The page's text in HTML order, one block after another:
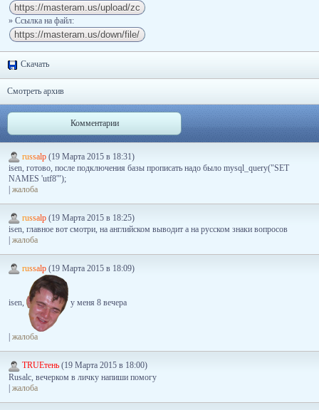
» Ссылка на файл:
Скачать
Смотреть архив
Комментарии
russalp (19 Марта 2015 в 18:31)
isen, готово, после подключения базы прописать надо было mysql_query("SET
NAMES 'utf8'");
| жалоба
russalp (19 Марта 2015 в 18:25)
isen, главное вот смотри, на английском выводит а на русском знаки вопросов
жалоба
russalp (19 Марта 2015 в 18:09)
isen, у меня 8 вечера
жалоба
TRUEтень (19 Марта 2015 в 18:00)
Rusalc, вечерком в личку напиши помогу
| жалоба